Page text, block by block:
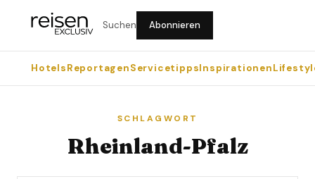
Suchen Abonnieren
HotelsReportagenServicetippsInspirationen
SCHLAGWORT
Rheinland-Pfalz